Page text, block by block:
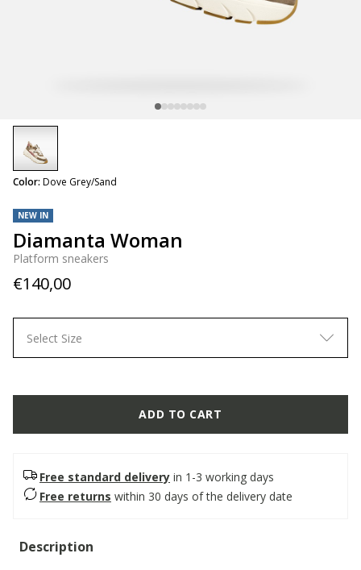
NEW IN
Diamanta Woman
Platform sneakers
€140,00
Color: Dove Grey/Sand
selected
Select Size
ADD TO CART
Free standard delivery in 1-3 working days
Free returns within 30 days of the delivery date
Description